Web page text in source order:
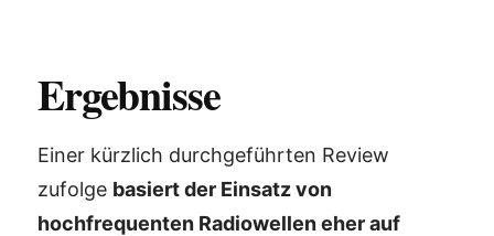
Ergebnisse
Einer kürzlich durchgeführten Review
zufolge basiert der Einsatz von
hochfrequenten Radiowellen eher auf